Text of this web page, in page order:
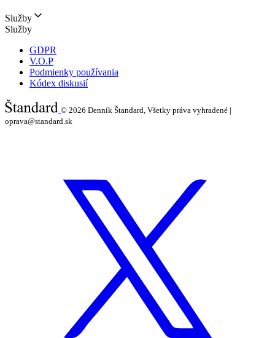
Služby
Služby
GDPR
V.O.P
Podmienky používania
Kódex diskusií
© 2026 Denník Štandard, Všetky práva vyhradené |
oprava@standard.sk